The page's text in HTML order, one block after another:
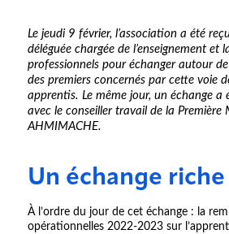
Le jeudi 9 février, l’association a été
déléguée chargée de l’enseignement et
professionnels pour échanger autour de
des premiers concernés par cette voie
apprentis. Le même jour, un échange a
avec le conseiller travail de la Première
AHMIMACHE.
Un échange riche
À l’ordre du jour de cet échange : la
opérationnelles 2022-2023 sur